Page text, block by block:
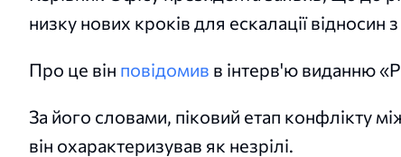
низку нових кроків для ескалації відносин
Про це він повідомив в інтерв'ю виданню
За його словами, піковий етап конфлікту
він охарактеризував як незрілі.